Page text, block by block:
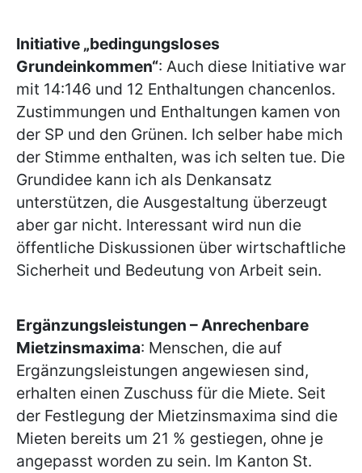
Initiative „bedingungsloses
Grundeinkommen“: Auch diese Initiative war
mit 14:146 und 12 Enthaltungen chancenlos.
Zustimmungen und Enthaltungen kamen von
der SP und den Grünen. Ich selber habe mich
der Stimme enthalten, was ich selten tue. Die
Grundidee kann ich als Denkansatz
unterstützen, die Ausgestaltung überzeugt
aber gar nicht. Interessant wird nun die
öffentliche Diskussionen über wirtschaftliche
Sicherheit und Bedeutung von Arbeit sein.
Ergänzungsleistungen – Anrechenbare
Mietzinsmaxima: Menschen, die auf
Ergänzungsleistungen angewiesen sind,
erhalten einen Zuschuss für die Miete. Seit
der Festlegung der Mietzinsmaxima sind die
Mieten bereits um 21 % gestiegen, ohne je
angepasst worden zu sein. Im Kanton St.